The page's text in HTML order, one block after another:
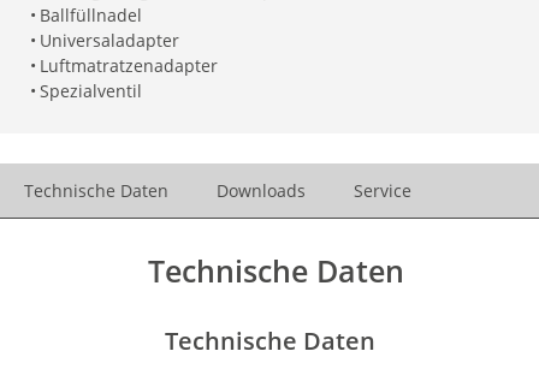
• Ballfüllnadel
• Universaladapter
• Luftmatratzenadapter
• Spezialventil
Technische Daten Downloads Service
Technische Daten
Technische Daten